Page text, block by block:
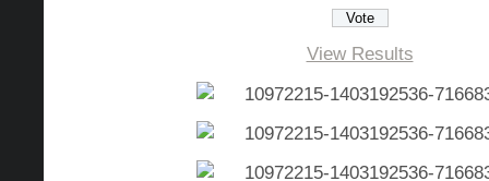
View Results